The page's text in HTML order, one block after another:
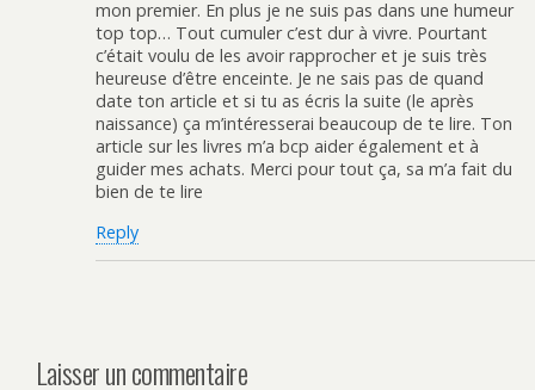
mon premier. En plus je ne suis pas dans une humeur
top top… Tout cumuler c’est dur à vivre. Pourtant
c’était voulu de les avoir rapprocher et je suis très
heureuse d’être enceinte. Je ne sais pas de quand
date ton article et si tu as écris la suite (le après
naissance) ça m’intéresserai beaucoup de te lire. Ton
article sur les livres m’a bcp aider également et à
guider mes achats. Merci pour tout ça, sa m’a fait du
bien de te lire
Reply
Laisser un commentaire